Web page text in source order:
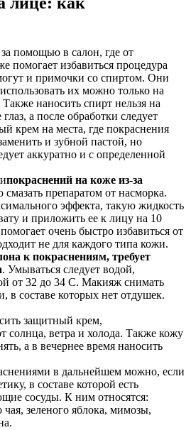
помощью в салон, где от
помогает избавиться процедура
и примочки со спиртом. Они
их можно только на
наносить спирт нельзя на
а после обработки следует
крем на места, где покраснения
и зубной пастой, но
аккуратно и с определенной
покраснений на коже из-за
препаратом от насморка.
эффекта, такую жидкость
и приложить ее к лицу на 10
очень быстро избавиться от
не для каждого типа кожи.
к покраснениям, требует
. Умываться следует водой,
от 32 до 34 С. Макияж снимать
в составе которых нет отдушек.
защитный крем,
солнца, ветра и холода. Также кожу
а в вечернее время наносить
в дальнейшем можно, если
в составе которой есть
сосуды. К ним относятся:
чая, зеленого яблока, мимозы,